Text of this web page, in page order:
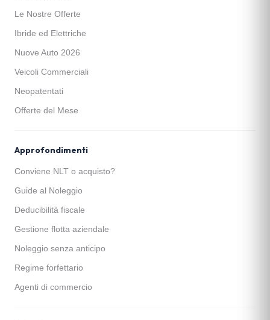
Le Nostre Offerte
Ibride ed Elettriche
Nuove Auto 2026
Veicoli Commerciali
Neopatentati
Offerte del Mese
Approfondimenti
Conviene NLT o acquisto?
Guide al Noleggio
Deducibilità fiscale
Gestione flotta aziendale
Noleggio senza anticipo
Regime forfettario
Agenti di commercio